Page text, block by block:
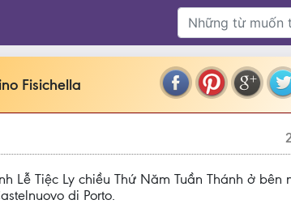
Fisichella
Lễ Tiệc Ly chiều Thứ Năm Tuần Thánh ở bên
di Porto.